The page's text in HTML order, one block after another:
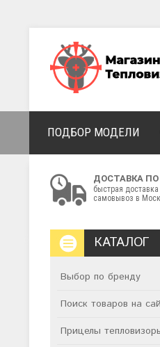
ПОДБОР МОДЕЛИ
ДОСТАВКА
быстрая
самовывоз в
КАТАЛОГ
Выбор по бренду
Поиск товаров на
Прицелы